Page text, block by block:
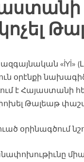
կոչել
ազգայնական
օրէնքի
է Հայաստանի
Թալեաթ
օրինագծում